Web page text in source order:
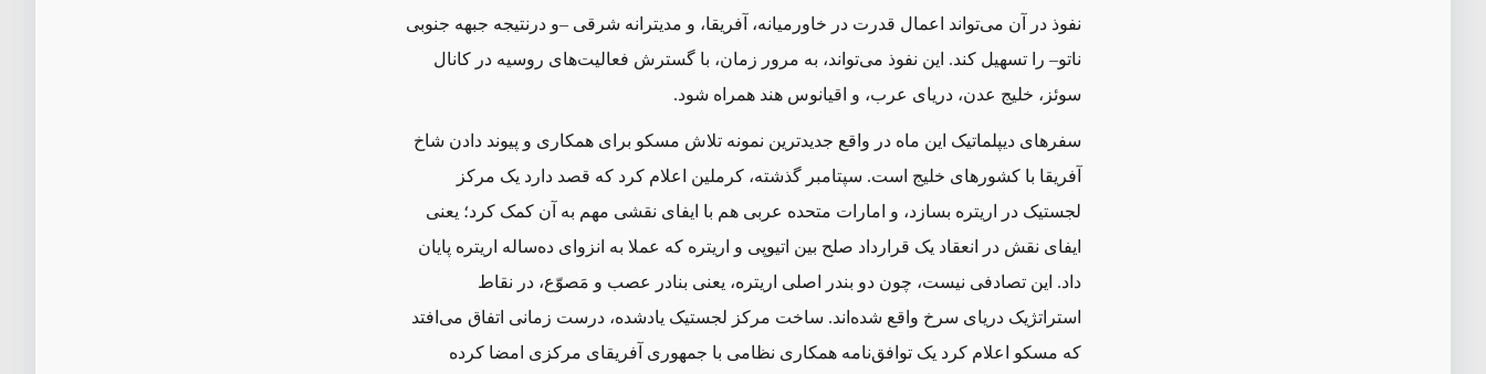
نفوذ در آن می‌تواند اعمال قدرت در خاورمیانه، آفریقا، و مدیترانه شرقی –و درنتیجه جبهه جنوبی
ناتو– را تسهیل کند. این نفوذ می‌تواند، به مرور زمان، با گسترش فعالیت‌های روسیه در کانال
سوئز، خلیج عدن، دریای عرب، و اقیانوس هند همراه شود.
سفرهای دیپلماتیک این ماه در واقع جدیدترین نمونه تلاش مسکو برای همکاری و پیوند دادن شاخ
آفریقا با کشورهای خلیج است. سپتامبر گذشته، کرملین اعلام کرد که قصد دارد یک مرکز
لجستیک در اریتره بسازد، و امارات متحده عربی هم با ایفای نقشی مهم به آن کمک کرد؛ یعنی
ایفای نقش در انعقاد یک قرارداد صلح بین اتیوپی و اریتره که عملا به انزوای ده‌ساله اریتره پایان
داد. این تصادفی نیست، چون دو بندر اصلی اریتره، یعنی بنادر عصب و مَصوّع، در نقاط
استراتژیک دریای سرخ واقع شده‌اند. ساخت مرکز لجستیک یادشده، درست زمانی اتفاق می‌افتد
که مسکو اعلام کرد یک توافق‌نامه همکاری نظامی با جمهوری آفریقای مرکزی امضا کرده